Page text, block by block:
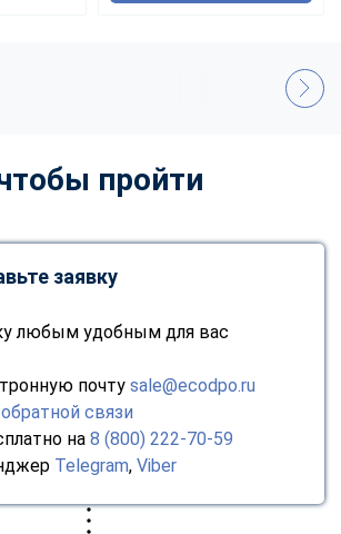
пройти
заявку
любым удобным для вас
почту sale@ecodpo.ru
связи
на 8 (800) 222-70-59
Telegram, Viber